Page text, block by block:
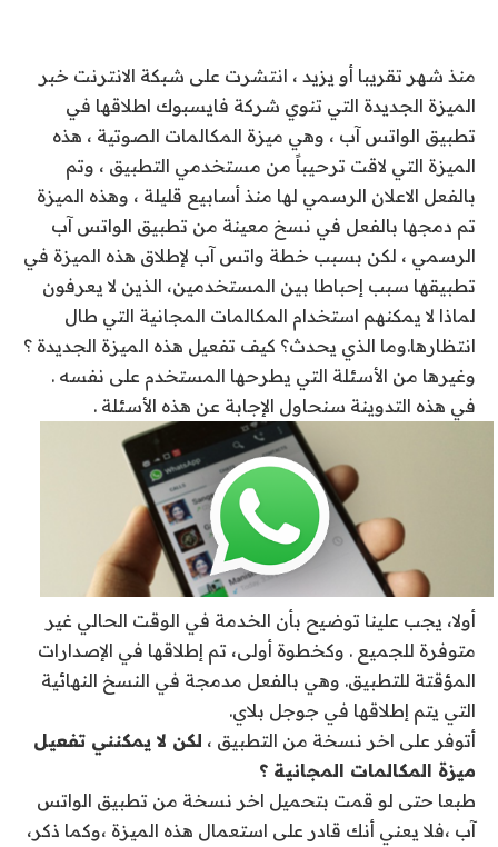
منذ شهر تقريبا أو يزيد ، انتشرت على شبكة الانترنت خبر
الميزة الجديدة التي تنوي شركة فايسبوك اطلاقها في
تطبيق الواتس آب ، وهي ميزة المكالمات الصوتية ، هذه
الميزة التي لاقت ترحيباً من مستخدمي التطبيق ، وتم
بالفعل الاعلان الرسمي لها منذ أسابيع قليلة ، وهذه الميزة
تم دمجها بالفعل في نسخ معينة من تطبيق الواتس آب
الرسمي ، لكن بسبب خطة واتس آب لإطلاق هذه الميزة في
تطبيقها سبب إحباطا بين المستخدمين، الذين لا يعرفون
لماذا لا يمكنهم استخدام المكالمات المجانية التي طال
انتظارها.وما الذي يحدث؟ كيف تفعيل هذه الميزة الجديدة ؟
وغيرها من الأسئلة التي يطرحها المستخدم على نفسه .
في هذه التدوينة سنحاول الإجابة عن هذه الأسئلة .
أولا، يجب علينا توضيح بأن الخدمة في الوقت الحالي غير
متوفرة للجميع . وكخطوة أولى، تم إطلاقها في الإصدارات
المؤقتة للتطبيق. وهي بالفعل مدمجة في النسخ النهائية
التي يتم إطلاقها في جوجل بلاي.
أتوفر على اخر نسخة من التطبيق ، لكن لا يمكنني تفعيل
ميزة المكالمات المجانية ؟
طبعا حتى لو قمت بتحميل اخر نسخة من تطبيق الواتس
آب ،فلا يعني أنك قادر على استعمال هذه الميزة ،وكما ذكر،